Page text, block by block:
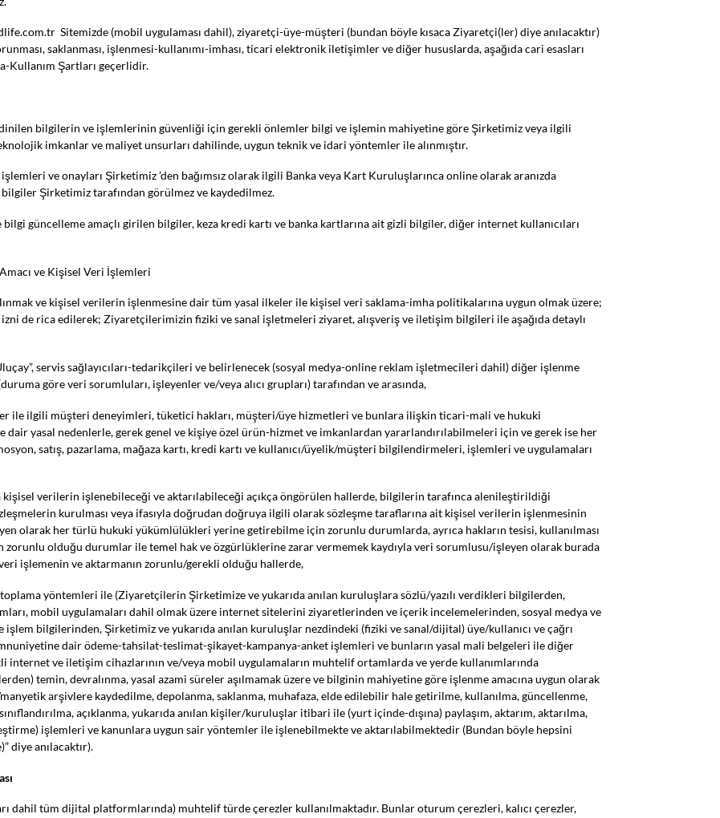
Sitemizde (mobil uygulaması dahil), ziyaretçi-üye-müşteri (bundan böyle kısaca Ziyaretçi(ler) diye anılacaktır)
saklanması, işlenmesi-kullanımı-imhası, ticari elektronik iletişimler ve diğer hususlarda, aşağıda cari esasları
Kullanım Şartları geçerlidir.
bilgilerin ve işlemlerinin güvenliği için gerekli önlemler bilgi ve işlemin mahiyetine göre Şirketimiz veya ilgili
imkanlar ve maliyet unsurları dahilinde, uygun teknik ve idari yöntemler ile alınmıştır.
ve onayları Şirketimiz ’den bağımsız olarak ilgili Banka veya Kart Kuruluşlarınca online olarak aranızda
Şirketimiz tarafından görülmez ve kaydedilmez.
güncelleme amaçlı girilen bilgiler, keza kredi kartı ve banka kartlarına ait gizli bilgiler, diğer internet kullanıcıları
ve Kişisel Veri İşlemleri
ve kişisel verilerin işlenmesine dair tüm yasal ilkeler ile kişisel veri saklama-imha politikalarına uygun olmak üzere;
izni de rica edilerek; Ziyaretçilerimizin fiziki ve sanal işletmeleri ziyaret, alışveriş ve iletişim bilgileri ile aşağıda detaylı
servis sağlayıcıları-tedarikçileri ve belirlenecek (sosyal medya-online reklam işletmecileri dahil) diğer işlenme
göre veri sorumluları, işleyenler ve/veya alıcı grupları) tarafından ve arasında,
ile ilgili müşteri deneyimleri, tüketici hakları, müşteri/üye hizmetleri ve bunlara ilişkin ticari-mali ve hukuki
yasal nedenlerle, gerek genel ve kişiye özel ürün-hizmet ve imkanlardan yararlandırılabilmeleri için ve gerek ise her
satış, pazarlama, mağaza kartı, kredi kartı ve kullanıcı/üyelik/müşteri bilgilendirmeleri, işlemleri ve uygulamaları
verilerin işlenebileceği ve aktarılabileceği açıkça öngörülen hallerde, bilgilerin tarafınca alenileştirildiği
kurulması veya ifasıyla doğrudan doğruya ilgili olarak sözleşme taraflarına ait kişisel verilerin işlenmesinin
olarak her türlü hukuki yükümlülükleri yerine getirebilme için zorunlu durumlarda, ayrıca hakların tesisi, kullanılması
zorunlu olduğu durumlar ile temel hak ve özgürlüklerine zarar vermemek kaydıyla veri sorumlusu/işleyen olarak burada
işlemenin ve aktarmanın zorunlu/gerekli olduğu hallerde,
yöntemleri ile (Ziyaretçilerin Şirketimize ve yukarıda anılan kuruluşlara sözlü/yazılı verdikleri bilgilerden,
mobil uygulamaları dahil olmak üzere internet sitelerini ziyaretlerinden ve içerik incelemelerinden, sosyal medya ve
bilgilerinden, Şirketimiz ve yukarıda anılan kuruluşlar nezdindeki (fiziki ve sanal/dijital) üye/kullanıcı ve çağrı
dair ödeme-tahsilat-teslimat-şikayet-kampanya-anket işlemleri ve bunların yasal mali belgeleri ile diğer
internet ve iletişim cihazlarının ve/veya mobil uygulamaların muhtelif ortamlarda ve yerde kullanımlarında
temin, devralınma, yasal azami süreler aşılmamak üzere ve bilginin mahiyetine göre işlenme amacına uygun olarak
arşivlere kaydedilme, depolanma, saklanma, muhafaza, elde edilebilir hale getirilme, kullanılma, güncellenme,
açıklanma, yukarıda anılan kişiler/kuruluşlar itibari ile (yurt içinde-dışına) paylaşım, aktarım, aktarılma,
işlemleri ve kanunlara uygun sair yöntemler ile işlenebilmekte ve aktarılabilmektedir (Bundan böyle hepsini
diye anılacaktır).
dahil tüm dijital platformlarında) muhtelif türde çerezler kullanılmaktadır. Bunlar oturum çerezleri, kalıcı çerezler,